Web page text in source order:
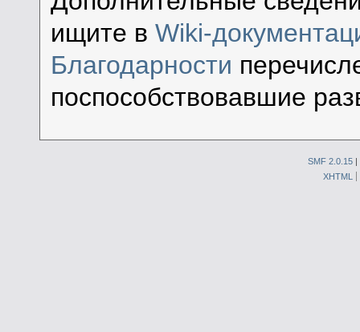
ищите в Wiki-
Благодарности
поспособствовавшие
SMF 2.0.15 |
XHTML